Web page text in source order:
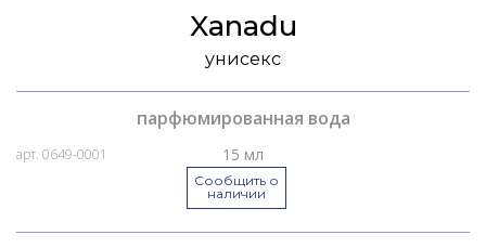
Xanadu
унисекс
парфюмированная вода
арт. 0649-0001 15 мл
Сообщить о
наличии